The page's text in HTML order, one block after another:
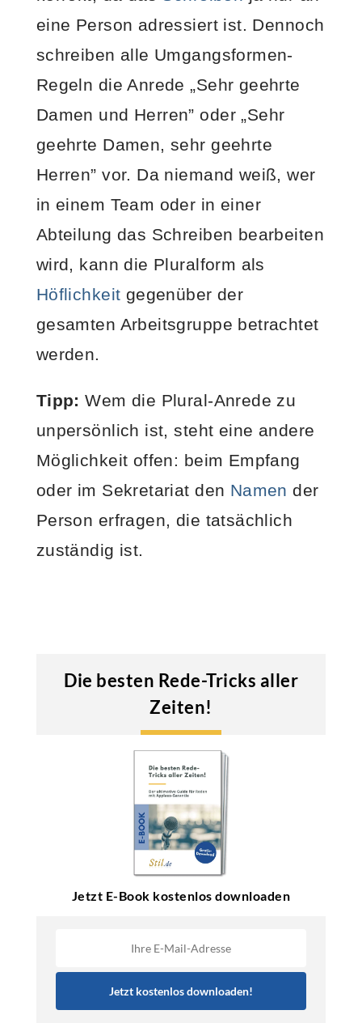
eine Person adressiert ist. Dennoch
schreiben alle Umgangsformen-
Regeln die Anrede „Sehr geehrte
Damen und Herren” oder „Sehr
geehrte Damen, sehr geehrte
Herren” vor. Da niemand weiß, wer
in einem Team oder in einer
Abteilung das Schreiben bearbeiten
wird, kann die Pluralform als
Höflichkeit gegenüber der
gesamten Arbeitsgruppe betrachtet
werden.
Tipp:Wem die Plural-Anrede zu
unpersönlich ist, steht eine andere
Möglichkeit offen: beim Empfang
oder im Sekretariat den Namen der
Person erfragen, die tatsächlich
zuständig ist.